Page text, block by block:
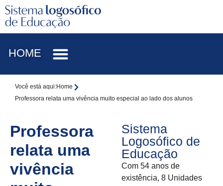
HOME
Você está aqui:Home
Professora relata uma vivência muito especial ao lado dos alunos
Professora
relata uma
vivência
Sistema
Logosófico de
Educação
Com 54 anos de
existência, 8 Unidades